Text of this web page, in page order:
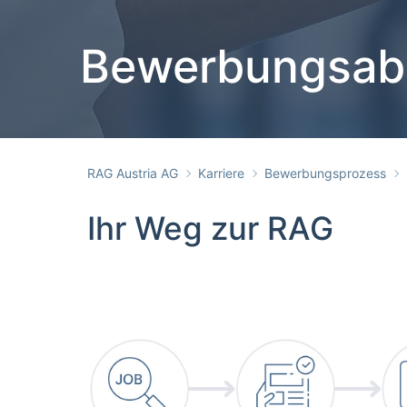
RAG Austria AG Karriere Bewerbungsprozess
Ihr Weg zur RAG